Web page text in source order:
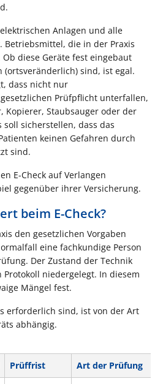
Anlagen und alle
Betriebsmittel, die in der Praxis
diese Geräte fest eingebaut
(ortsveränderlich) sind, ist egal.
dass nicht nur
Prüfpflicht unterfallen,
Kopierer, Staubsauger oder der
soll sicherstellen, dass das
keinen Gefahren durch
sind.
E-Check auf Verlangen
gegenüber ihrer Versicherung.
beim E-Check?
den gesetzlichen Vorgaben
eine fachkundige Person
Der Zustand der Technik
niedergelegt. In diesem
Mängel fest.
erforderlich sind, ist von der Art
abhängig.
Prüffrist Art der Prüfung